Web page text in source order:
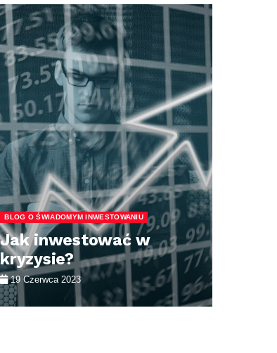
BLOG O ŚWIADOMYM INWESTOWANIU
Jak inwestować w
kryzysie?
19 Czerwca 2023